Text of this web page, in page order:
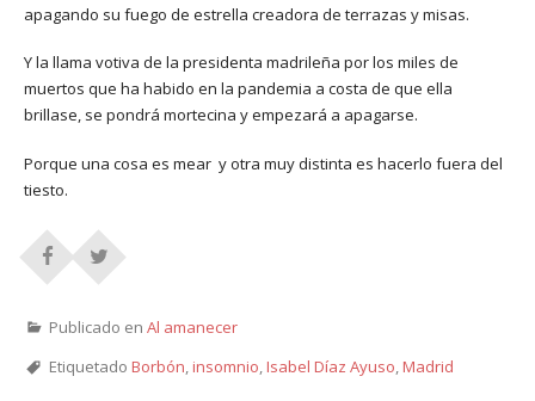
apagando su fuego de estrella creadora de terrazas y misas.
Y la llama votiva de la presidenta madrileña por los miles de
muertos que ha habido en la pandemia a costa de que ella
brillase, se pondrá mortecina y empezará a apagarse.
Porque una cosa es mear y otra muy distinta es hacerlo fuera del
tiesto.
Publicado en Al amanecer
Etiquetado Borbón,insomnio,Isabel Díaz Ayuso,Madrid